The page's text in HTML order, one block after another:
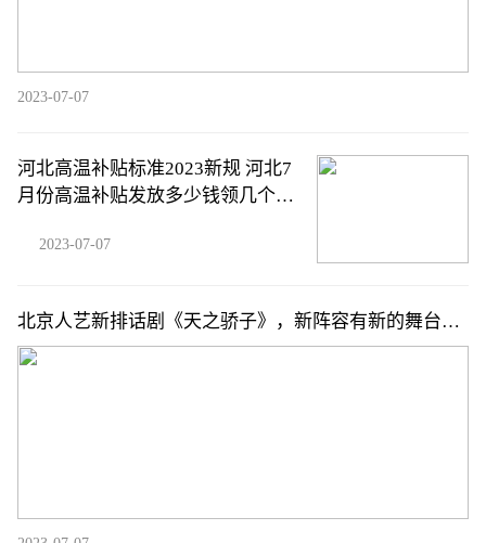
2023-07-07
河北高温补贴标准2023新规 河北7
月份高温补贴发放多少钱领几个
2023-07-07
北京人艺新排话剧《天之骄子》，新阵容有新的舞台解
读